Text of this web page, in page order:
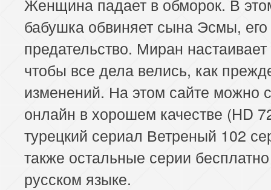
бабушка обвиняет сына Эсмы, его
предательство. Миран
чтобы все дела велись, как
изменений. На этом сайте можно
онлайн в хорошем качестве (HD
турецкий сериал Ветреный 102
также остальные серии
русском языке.